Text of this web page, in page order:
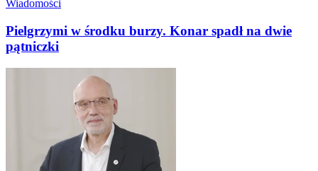
Wiadomości
Pielgrzymi w środku burzy. Konar spadł na dwie
pątniczki